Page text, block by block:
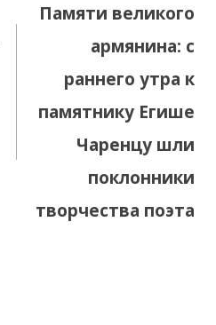
Памяти великого
армянина: с
раннего утра к
памятнику Егише
Чаренцу шли
поклонники
творчества поэта